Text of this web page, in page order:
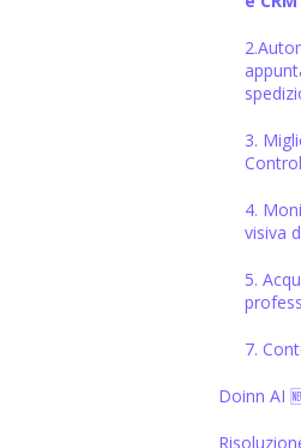
3.
4.
5.
6.
3.
4.
visiva
5.
7.
Doinn AI